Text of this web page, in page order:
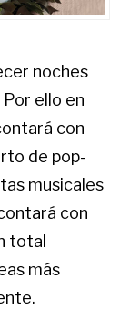
noches
ello en
con
de pop-
musicales
con
total
más